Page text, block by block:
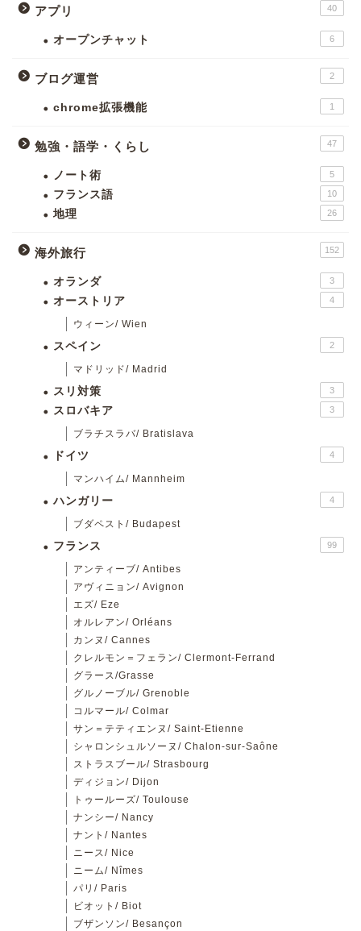
アプリ 40
オープンチャット 6
ブログ運営 2
chrome拡張機能 1
勉強・語学・くらし 47
ノート術 5
フランス語 10
地理 26
海外旅行 152
オランダ 3
オーストリア 4
ウィーン/ Wien
スペイン 2
マドリッド/ Madrid
スリ対策 3
スロバキア 3
ブラチスラバ/ Bratislava
ドイツ 4
マンハイム/ Mannheim
ハンガリー 4
ブダペスト/ Budapest
フランス 99
アンティーブ/ Antibes
アヴィニョン/ Avignon
エズ/ Eze
オルレアン/ Orléans
カンヌ/ Cannes
クレルモン＝フェラン/ Clermont-Ferrand
グラース/Grasse
グルノーブル/ Grenoble
コルマール/ Colmar
サン＝テティエンヌ/ Saint-Etienne
シャロンシュルソーヌ/ Chalon-sur-Saône
ストラスブール/ Strasbourg
ディジョン/ Dijon
トゥールーズ/ Toulouse
ナンシー/ Nancy
ナント/ Nantes
ニース/ Nice
ニーム/ Nîmes
パリ/ Paris
ビオット/ Biot
ブザンソン/ Besançon